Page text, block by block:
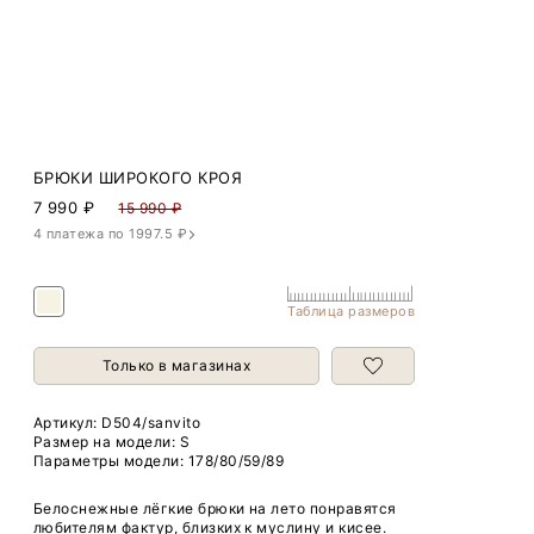
БРЮКИ ШИРОКОГО КРОЯ
7 990 ₽ 15 990 ₽
4 платежа по 1997.5 ₽
Таблица размеров
Только в магазинах
Артикул: D504/sanvito
Размер на модели: S
Параметры модели: 178/80/59/89
Белоснежные лёгкие брюки на лето понравятся
любителям фактур, близких к муслину и кисее.